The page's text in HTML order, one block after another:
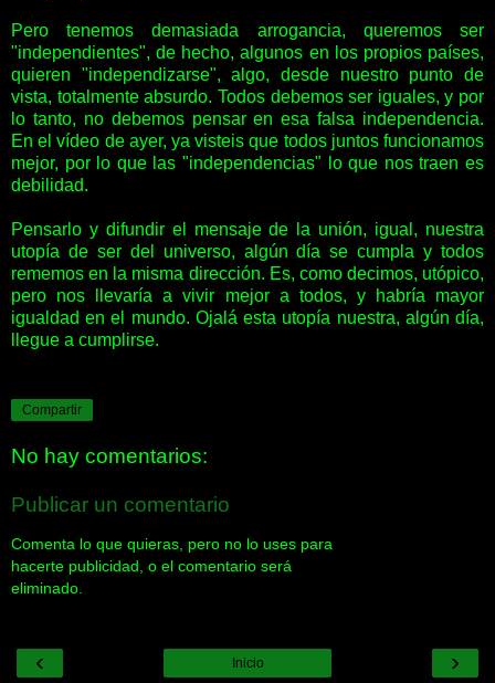
Pero tenemos demasiada arrogancia, queremos ser
"independientes", de hecho, algunos en los propios países,
quieren "independizarse", algo, desde nuestro punto de
vista, totalmente absurdo. Todos debemos ser iguales, y por
lo tanto, no debemos pensar en esa falsa independencia.
En el vídeo de ayer, ya visteis que todos juntos funcionamos
mejor, por lo que las "independencias" lo que nos traen es
debilidad.
Pensarlo y difundir el mensaje de la unión, igual, nuestra
utopía de ser del universo, algún día se cumpla y todos
rememos en la misma dirección. Es, como decimos, utópico,
pero nos llevaría a vivir mejor a todos, y habría mayor
igualdad en el mundo. Ojalá esta utopía nuestra, algún día,
llegue a cumplirse.
Compartir
No hay comentarios:
Publicar un comentario
Comenta lo que quieras, pero no lo uses para
hacerte publicidad, o el comentario será
eliminado.
‹ ›
Inicio